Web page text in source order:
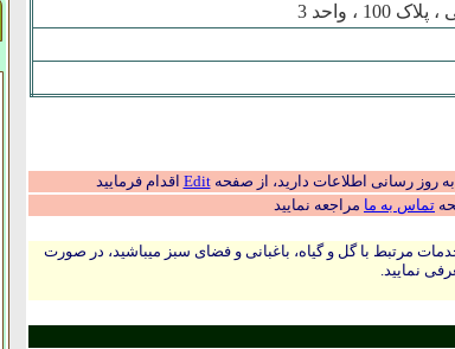
، واحد 3
روز رسانی اطلاعات دارید، از صفحهEdit اقدام فرمایید
تماس به ما مراجعه نمایید
مرتبط با گل و گیاه، باغبانی و فضای سبز میباشید، در صورت
نمایید.